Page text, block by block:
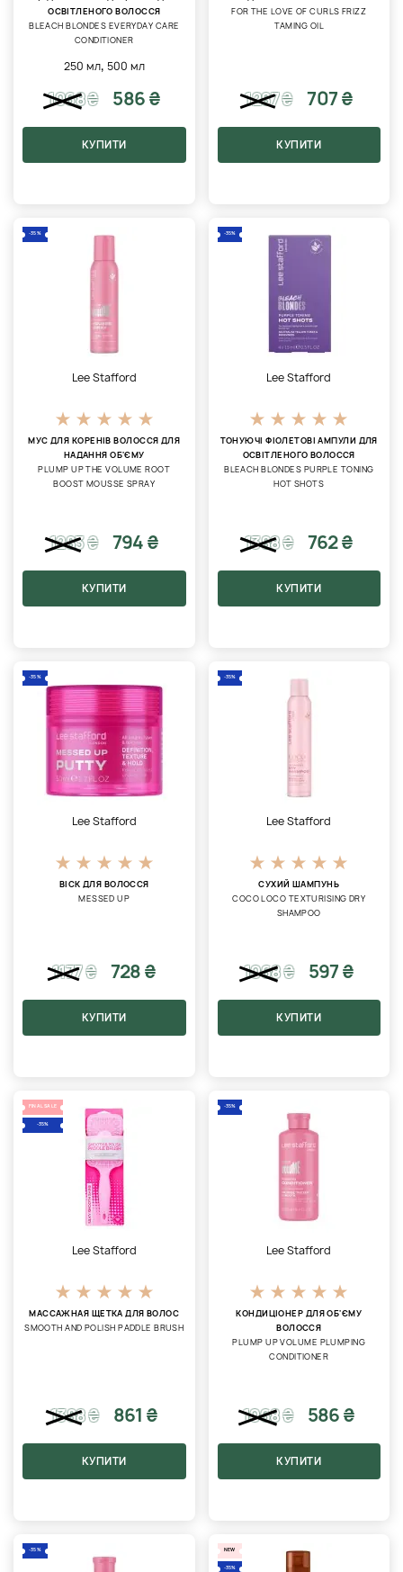
ОСВІТЛЕНОГО ВОЛОССЯ
BLEACH BLONDES EVERYDAY CARE
CONDITIONER
250 мл, 500 мл
1068₴ 586 ₴
КУПИТИ
FOR THE LOVE OF CURLS FRIZZ
TAMING OIL
1287₴ 707 ₴
КУПИТИ
-35%
Lee Stafford
МУС ДЛЯ КОРЕНІВ ВОЛОССЯ ДЛЯ
НАДАННЯ ОБ'ЄМУ
PLUMP UP THE VOLUME ROOT
BOOST MOUSSE SPRAY
1283₴ 794 ₴
КУПИТИ
-35%
Lee Stafford
ТОНУЮЧІ ФІОЛЕТОВІ АМПУЛИ ДЛЯ
ОСВІТЛЕНОГО ВОЛОССЯ
BLEACH BLONDES PURPLE TONING
HOT SHOTS
1388₴ 762 ₴
КУПИТИ
-35%
Lee Stafford
ВІСК ДЛЯ ВОЛОССЯ
MESSED UP
1177₴ 728 ₴
КУПИТИ
-35%
Lee Stafford
СУХИЙ ШАМПУНЬ
COCO LOCO TEXTURISING DRY
SHAMPOO
1068₴ 597 ₴
КУПИТИ
FINAL SALE
-35%
Lee Stafford
МАССАЖНАЯ ЩЕТКА ДЛЯ ВОЛОС
SMOOTH AND POLISH PADDLE BRUSH
1388₴ 861 ₴
КУПИТИ
-35%
Lee Stafford
КОНДИЦІОНЕР ДЛЯ ОБ'ЄМУ
ВОЛОССЯ
PLUMP UP VOLUME PLUMPING
CONDITIONER
1068₴ 586 ₴
КУПИТИ
-35% NEW
-35%